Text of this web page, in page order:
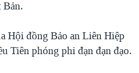
Bản.
Hội đồng Bảo an Liên Hiệp
Tiên phóng phi đạn đạn đạo.